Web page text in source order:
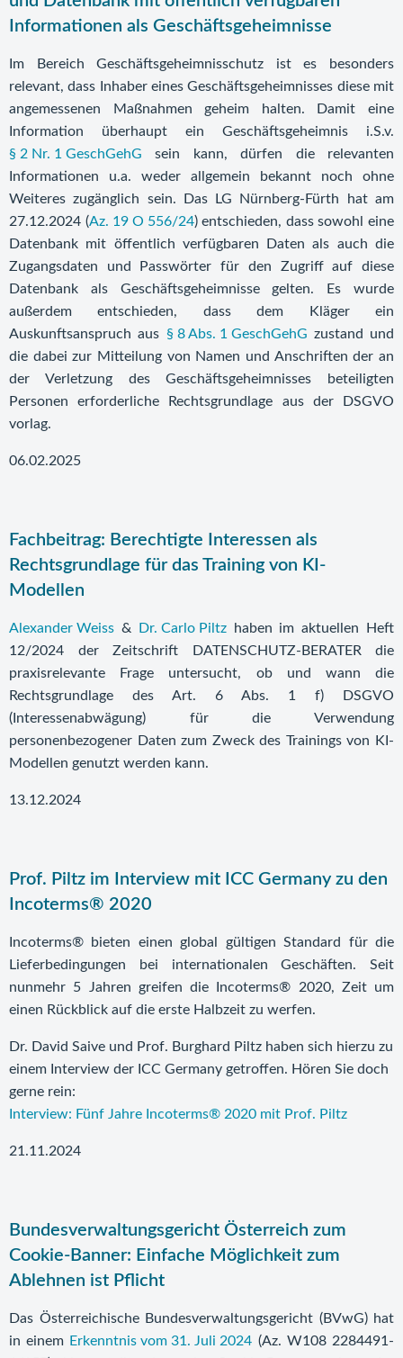
Informationen als Geschäftsgeheimnisse
Im Bereich Geschäftsgeheimnisschutz ist es besonders
relevant, dass Inhaber eines Geschäftsgeheimnisses diese mit
angemessenen Maßnahmen geheim halten. Damit eine
Information überhaupt ein Geschäftsgeheimnis i.S.v.
§ 2 Nr. 1 GeschGehG sein kann, dürfen die relevanten
Informationen u.a. weder allgemein bekannt noch ohne
Weiteres zugänglich sein. Das LG Nürnberg-Fürth hat am
27.12.2024 (Az. 19 O 556/24) entschieden, dass sowohl eine
Datenbank mit öffentlich verfügbaren Daten als auch die
Zugangsdaten und Passwörter für den Zugriff auf diese
Datenbank als Geschäftsgeheimnisse gelten. Es wurde
außerdem entschieden, dass dem Kläger ein
Auskunftsanspruch aus § 8 Abs. 1 GeschGehG zustand und
die dabei zur Mitteilung von Namen und Anschriften der an
der Verletzung des Geschäftsgeheimnisses beteiligten
Personen erforderliche Rechtsgrundlage aus der DSGVO
vorlag.
06.02.2025
Fachbeitrag: Berechtigte Interessen als
Rechtsgrundlage für das Training von KI-
Modellen
Alexander Weiss & Dr. Carlo Piltzhaben im aktuellen Heft
12/2024 der Zeitschrift DATENSCHUTZ-BERATER die
praxisrelevante Frage untersucht, ob und wann die
Rechtsgrundlage des Art. 6 Abs. 1 f) DSGVO
(Interessenabwägung) für die Verwendung
personenbezogener Daten zum Zweck des Trainings von KI-
Modellen genutzt werden kann.
13.12.2024
Prof. Piltz im Interview mit ICC Germany zu den
Incoterms® 2020
Incoterms® bieten einen global gültigen Standard für die
Lieferbedingungen bei internationalen Geschäften. Seit
nunmehr 5 Jahren greifen die Incoterms® 2020, Zeit um
einen Rückblick auf die erste Halbzeit zu werfen.
Dr. David Saive und Prof. Burghard Piltz haben sich hierzu zu
einem Interview der ICC Germany getroffen. Hören Sie doch
gerne rein:
Interview: Fünf Jahre Incoterms® 2020 mit Prof. Piltz
21.11.2024
Bundesverwaltungsgericht Österreich zum
Cookie-Banner: Einfache Möglichkeit zum
Ablehnen ist Pflicht
Das Österreichische Bundesverwaltungsgericht (BVwG) hat
in einem Erkenntnis vom 31. Juli 2024 (Az. W108 2284491-